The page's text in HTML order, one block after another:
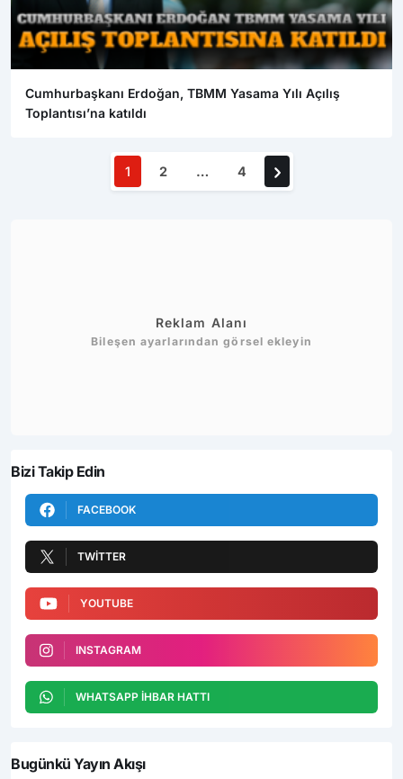
Cumhurbaşkanı Erdoğan, TBMM Yasama Yılı Açılış
Toplantısı’na katıldı
1 2 4
Reklam Alanı
Bileşen ayarlarından görsel ekleyin
Bizi Takip Edin
FACEBOOK
TWITTER
YOUTUBE
INSTAGRAM
WHATSAPP İHBAR HATTI
Bugünkü Yayın Akışı